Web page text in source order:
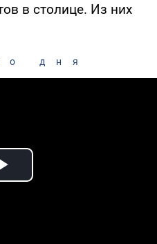
в столице. Из них
дня
Play Video